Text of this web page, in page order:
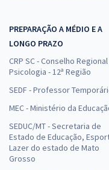
PREPARAÇÃO A MÉDIO E A
LONGO PRAZO
CRP SC - Conselho
Psicologia - 12ª Região
SEDF - Professor
MEC - Ministério da
SEDUC/MT - Secretaria de
Estado de Educação,
Lazer do estado de Mato
Grosso